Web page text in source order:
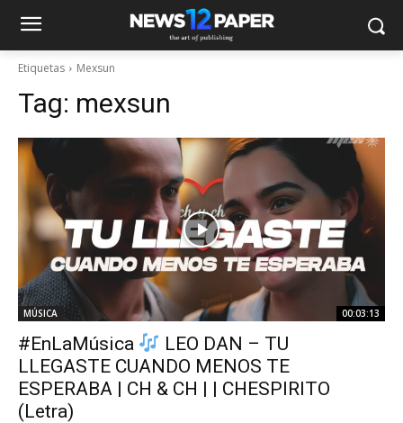
Etiquetas Mexsun
Tag: mexsun
MÚSICA 00:03:13
#EnLaMúsica
LEO DAN – TU
LLEGASTE CUANDO MENOS TE
ESPERABA | CH & CH | | CHESPIRITO
(Letra)